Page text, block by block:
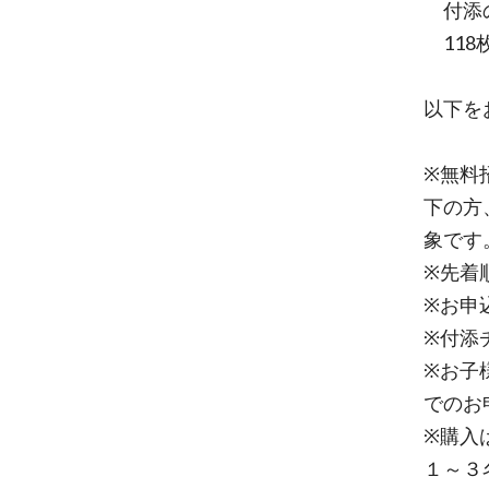
付添
118
以下を
※無料
下の方
象です
※先着
※お申
※付添
※お子
でのお
※購入
１～